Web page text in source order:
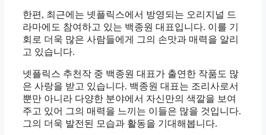
한편, 최근에는 넷플릭스에서 방영되는 오리지널 드
라마에도 참여하고 있는 백종원 대표입니다. 이를 기
회로 더욱 많은 사람들에게 그의 손맛과 매력을 알리
고 있습니다.
넷플릭스 추천작 중 백종원 대표가 출연한 작품도 많
은 사랑을 받고 있습니다. 백종원 대표는 조리사로서
뿐만 아니라 다양한 분야에서 자신만의 색깔을 보여
주고 있어 그의 매력을 느끼는 이들은 많을 것입니다.
그의 더욱 발전된 모습과 활동을 기대해봅니다.